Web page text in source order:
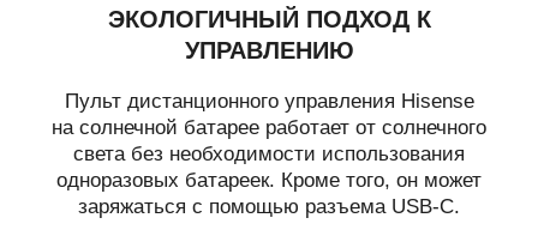
ЭКОЛОГИЧНЫЙ ПОДХОДК
УПРАВЛЕНИЮ
Пульт дистанционного управления Hisense
на солнечной батарее работает от солнечного
света без необходимости использования
одноразовых батареек. Кроме того, он может
заряжаться с помощью разъема USB-C.